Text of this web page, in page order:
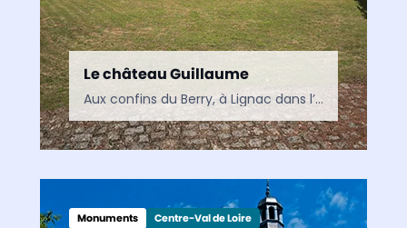
Le château Guillaume
Aux confins du Berry, à Lignac dans l’Indre, le Château Guillaume domine son écrin de verdure depuis près de neuf siècles. Une forteresse médiévale dont l’histoire est intimement liée aux…
Monuments Centre-Val de Loire